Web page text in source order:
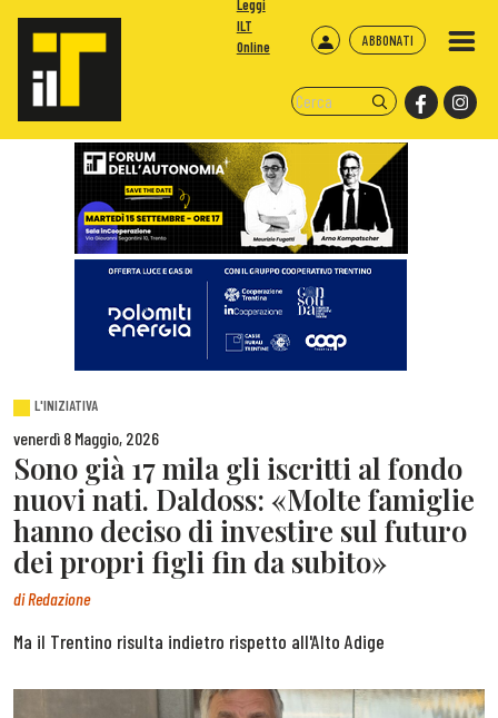
ABBONATI
Leggi
ILT
Online
L'INIZIATIVA
venerdì 8 Maggio, 2026
Sono già 17 mila gli iscritti al fondo
nuovi nati. Daldoss: «Molte famiglie
hanno deciso di investire sul futuro
dei propri figli fin da subito»
diRedazione
Ma il Trentino risulta indietro rispetto all'Alto Adige